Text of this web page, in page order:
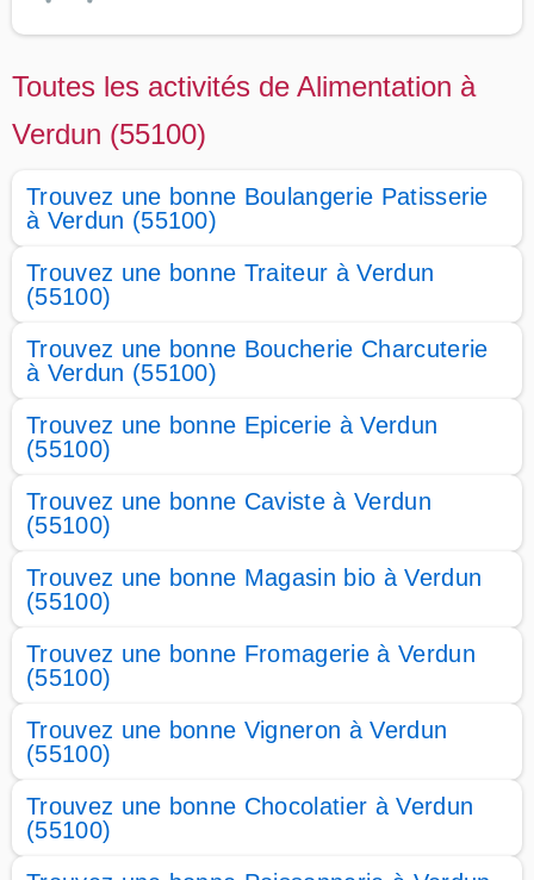
Toutes les activités de Alimentation à
Verdun (55100)
Trouvez une bonne Boulangerie Patisserie
à Verdun (55100)
Trouvez une bonne Traiteur à Verdun
(55100)
Trouvez une bonne Boucherie Charcuterie
à Verdun (55100)
Trouvez une bonne Epicerie à Verdun
(55100)
Trouvez une bonne Caviste à Verdun
(55100)
Trouvez une bonne Magasin bio à Verdun
(55100)
Trouvez une bonne Fromagerie à Verdun
(55100)
Trouvez une bonne Vigneron à Verdun
(55100)
Trouvez une bonne Chocolatier à Verdun
(55100)